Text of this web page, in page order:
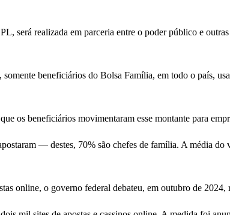
será realizada em parceria entre o poder público e
beneficiários do Bolsa Família, em todo o país,
os beneficiários movimentaram esse montante para
— destes, 70% são chefes de família. A média
online, o governo federal debateu, em outubro de 2024,